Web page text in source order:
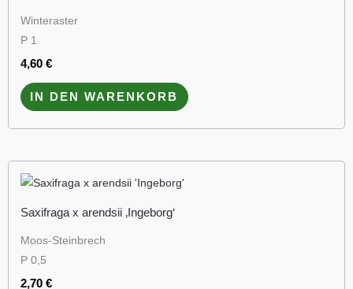
Winteraster
P 1
4,60 €
IN DEN WARENKORB
Saxifraga x arendsii ‚Ingeborg‘
Moos-Steinbrech
P 0,5
2,70 €